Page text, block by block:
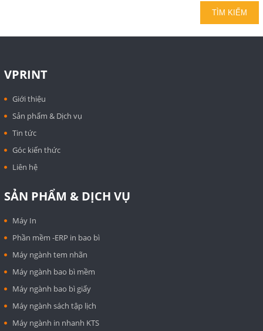
VPRINT
Giới thiệu
Sản phẩm & Dịch vụ
Tin tức
Góc kiến thức
Liên hệ
SẢN PHẨM & DỊCH VỤ
Máy In
Phần mềm -ERP in bao bì
Máy ngành tem nhãn
Máy ngành bao bì mềm
Máy ngành bao bì giấy
Máy ngành sách tập lịch
Máy ngành in nhanh KTS